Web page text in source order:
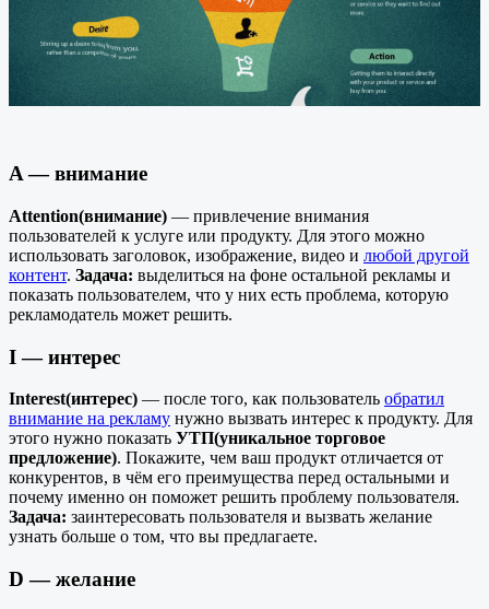
A — внимание
Attention(внимание) — привлечение внимания
пользователей к услуге или продукту. Для этого можно
использовать заголовок, изображение, видео и любой другой
контент. Задача: выделиться на фоне остальной рекламы и
показать пользователем, что у них есть проблема, которую
рекламодатель может решить.
I — интерес
Interest(интерес) — после того, как пользователь обратил
внимание на рекламу нужно вызвать интерес к продукту. Для
этого нужно показать УТП(уникальное торговое
предложение). Покажите, чем ваш продукт отличается от
конкурентов, в чём его преимущества перед остальными и
почему именно он поможет решить проблему пользователя.
Задача: заинтересовать пользователя и вызвать желание
узнать больше о том, что вы предлагаете.
D — желание